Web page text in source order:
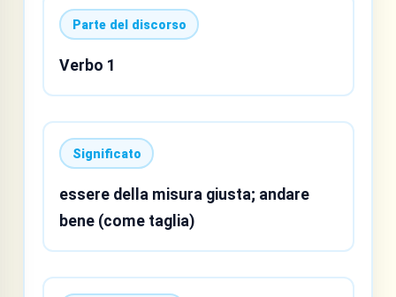
Parte del discorso
Verbo 1
Significato
essere della misura giusta; andare
bene (come taglia)